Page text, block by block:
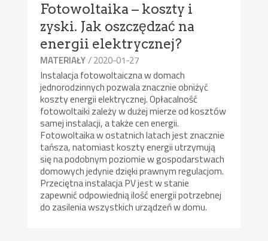
Fotowoltaika – koszty i
zyski. Jak oszczędzać na
energii elektrycznej?
MATERIAŁY/ 2020-01-27
Instalacja fotowoltaiczna w domach
jednorodzinnych pozwala znacznie obniżyć
koszty energii elektrycznej. Opłacalność
fotowoltaiki zależy w dużej mierze od kosztów
samej instalacji, a także cen energii.
Fotowoltaika w ostatnich latach jest znacznie
tańsza, natomiast koszty energii utrzymują
się na podobnym poziomie w gospodarstwach
domowych jedynie dzięki prawnym regulacjom.
Przeciętna instalacja PV jest w stanie
zapewnić odpowiednią ilość energii potrzebnej
do zasilenia wszystkich urządzeń w domu.